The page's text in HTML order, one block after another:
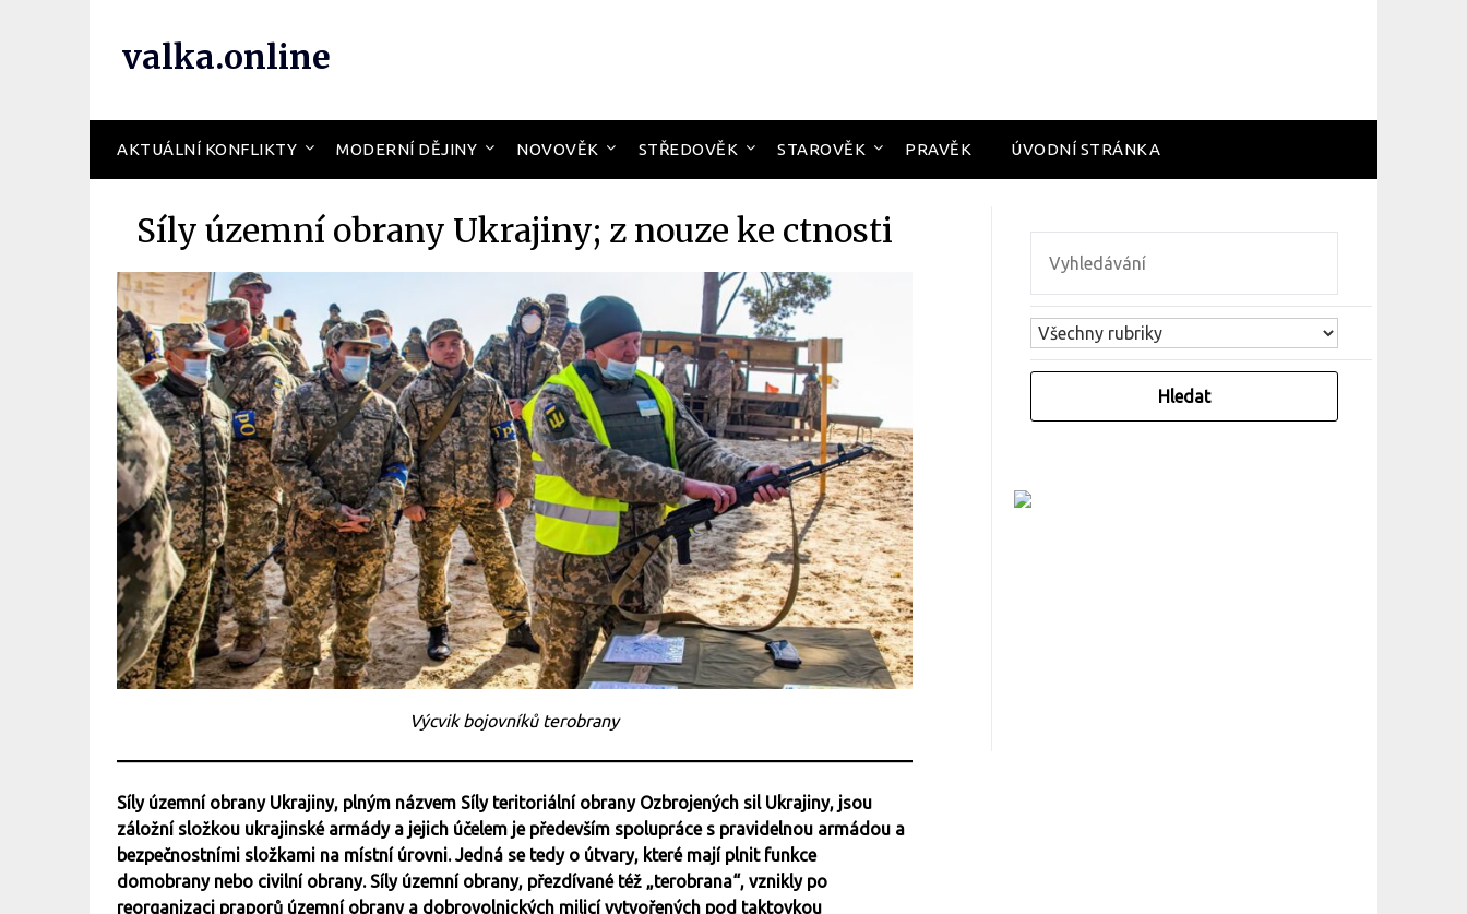
valka.online
AKTUÁLNÍ KONFLIKTY MODERNÍ DĚJINY NOVOVĚK STŘEDOVĚK STAROVĚK PRAVĚK ÚVODNÍ STRÁNKA
Síly územní obrany Ukrajiny; z nouze ke ctnosti
Výcvik bojovníků terobrany
Síly územní obrany Ukrajiny, plným názvem Síly teritoriální obrany Ozbrojených sil Ukrajiny, jsou
záložní složkou ukrajinské armády a jejich účelem je především spolupráce s pravidelnou armádou a
bezpečnostními složkami na místní úrovni. Jedná se tedy o útvary, které mají plnit funkce
domobrany nebo civilní obrany. Síly územní obrany, přezdívané též „terobrana“, vznikly po
reorganizaci praporů územní obrany a dobrovolnických milicí vytvořených pod taktovkou